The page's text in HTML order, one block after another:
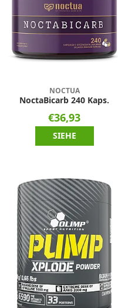
NOCTUA
NoctaBicarb 240 Kaps.
€36,93
SIEHE